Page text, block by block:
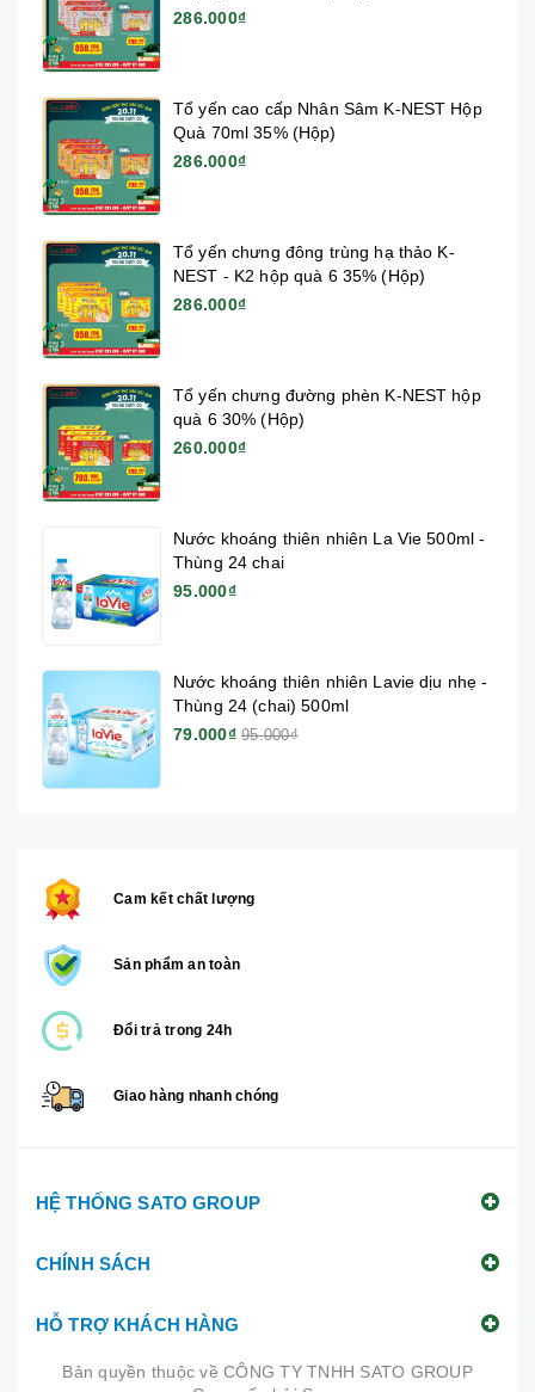
286.000₫
Tổ yến cao cấp Nhân Sâm K-NEST Hộp
Quà 70ml 35% (Hộp)
286.000₫
Tổ yến chưng đông trùng hạ thảo K-
NEST - K2 hộp quà 6 35% (Hộp)
286.000₫
Tổ yến chưng đường phèn K-NEST hộp
quà 6 30% (Hộp)
260.000₫
Nước khoáng thiên nhiên La Vie 500ml -
Thùng 24 chai
95.000₫
Nước khoáng thiên nhiên Lavie dịu nhẹ -
Thùng 24 (chai) 500ml
79.000₫ 95.000₫
Cam kết chất lượng
Sản phẩm an toàn
Đổi trả trong 24h
Giao hàng nhanh chóng
HỆ THỐNG SATO GROUP
CHÍNH SÁCH
HỖ TRỢ KHÁCH HÀNG
Bản quyền thuộc về CÔNG TY TNHH SATO GROUP